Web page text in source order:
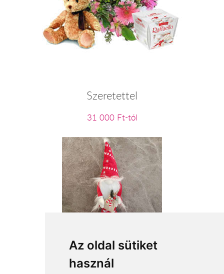
Az oldal sütiket
használ
Szeretettel
31 000 Ft-tól
Mikulás manó
18 600 Ft-tól